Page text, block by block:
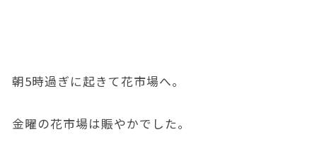
朝5時過ぎに起きて花市場へ。
金曜の花市場は賑やかでした。